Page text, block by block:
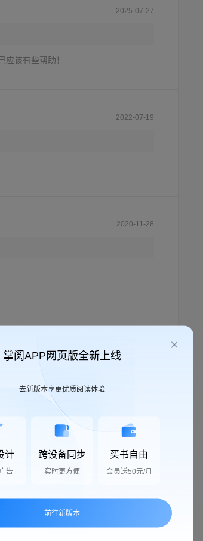
2025-07-27
该有些帮助！
2022-07-19
2020-11-28
2025-06-01
掌阅APP网页版全新上线
去新版本享更优质阅读体验
计
告
跨设备同步
实时更方便
买书自由
会员送50元/月
前往新版本